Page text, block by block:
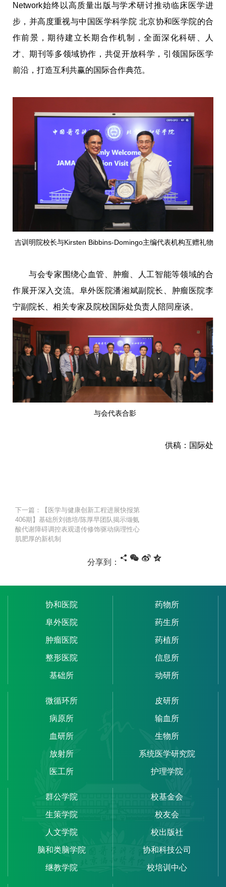
Network始终以高质量出版与学术研讨推动临床医学进
步，并高度重视与中国医学科学院 北京协和医学院的合
作前景，期待建立长期合作机制，全面深化科研、人
才、期刊等多领域协作，共促开放科学，引领国际医学
前沿，打造互利共赢的国际合作典范。
吉训明院校长与Kirsten Bibbins-Domingo主编代表机构互赠礼物
与会专家围绕心血管、肿瘤、人工智能等领域的合
作展开深入交流。阜外医院潘湘斌副院长、肿瘤医院李
宁副院长、相关专家及院校国际处负责人陪同座谈。
与会代表合影
供稿：国际处
下一篇：【医学与健康创新工程进展快报第
406期】基础所刘德培/陈厚早团队揭示缬氨
酸代谢障碍调控表观遗传修饰驱动病理性心
肌肥厚的新机制
分享到：
协和医院
阜外医院
肿瘤医院
整形医院
基础所
药物所
药生所
药植所
信息所
动研所
微循环所
病原所
血研所
放射所
医工所
皮研所
输血所
生物所
系统医学研究院
护理学院
群公学院
生策学院
人文学院
脑和类脑学院
继教学院
校基金会
校友会
校出版社
协和科技公司
校培训中心